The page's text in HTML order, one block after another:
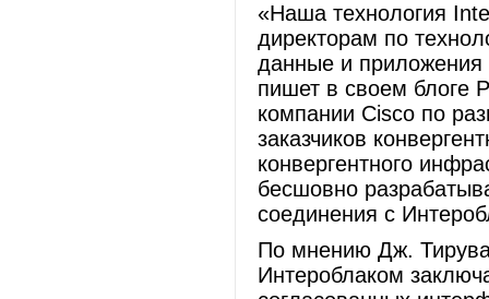
«Наша технология
директорам по
данные и
пишет в своем блоге
компании Cisco по
заказчиков
конвергентного
бесшовно
соединения с
По мнению Дж.
Интероблаком